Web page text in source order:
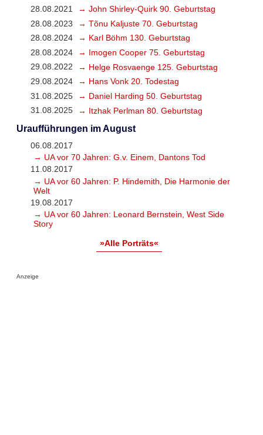
28.08.2021
→ John Shirley-Quirk 90. Geburtstag
28.08.2023
→ Tõnu Kaljuste 70. Geburtstag
28.08.2024
→ Karl Böhm 130. Geburtstag
28.08.2024
→ Imogen Cooper 75. Geburtstag
29.08.2022
→ Helge Rosvaenge 125. Geburtstag
29.08.2024
→ Hans Vonk 20. Todestag
31.08.2025
→ Daniel Harding 50. Geburtstag
31.08.2025
→ Itzhak Perlman 80. Geburtstag
Uraufführungen im August
06.08.2017
→ UA vor 70 Jahren: G.v. Einem, Dantons Tod
11.08.2017
→ UA vor 60 Jahren: P. Hindemith, Die Harmonie der
Welt
19.08.2017
→ UA vor 60 Jahren: Leonard Bernstein, West Side
Story
»Alle Porträts«
Anzeige